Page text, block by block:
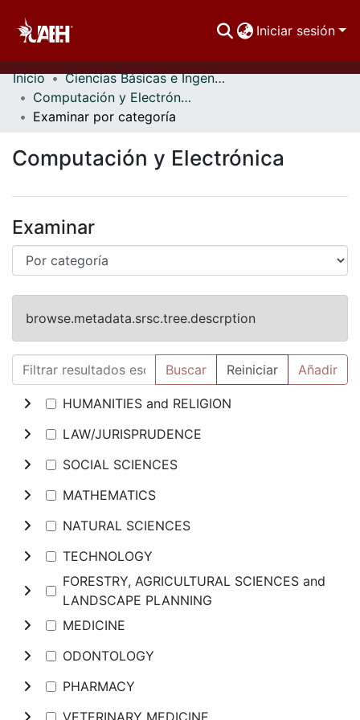
Iniciar sesión
Comunidades
Buscar Por
Estadísticas
Inicio
Ciencias Básicas e Ingeniería
Computación y Electrónica
Examinar por categoría
Computación y Electrónica
Examinar
browse.metadata.srsc.tree.descrption
Buscar Reiniciar Añadir
HUMANITIES and RELIGION
LAW/JURISPRUDENCE
SOCIAL SCIENCES
MATHEMATICS
NATURAL SCIENCES
TECHNOLOGY
FORESTRY, AGRICULTURAL SCIENCES and
LANDSCAPE PLANNING
MEDICINE
ODONTOLOGY
PHARMACY
VETERINARY MEDICINE